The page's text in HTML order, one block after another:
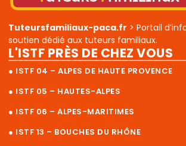
Tuteursfamiliaux-paca.fr > Portail
soutien dédié aux tuteurs familiaux.
L'ISTF PRÈS DE CHEZ VOUS
● ISTF 04 – ALPES DE HAUTE PROVENCE
● ISTF 05 – HAUTES-ALPES
● ISTF 06 – ALPES-MARITIMES
● ISTF 13 – BOUCHES DU RHÔNE